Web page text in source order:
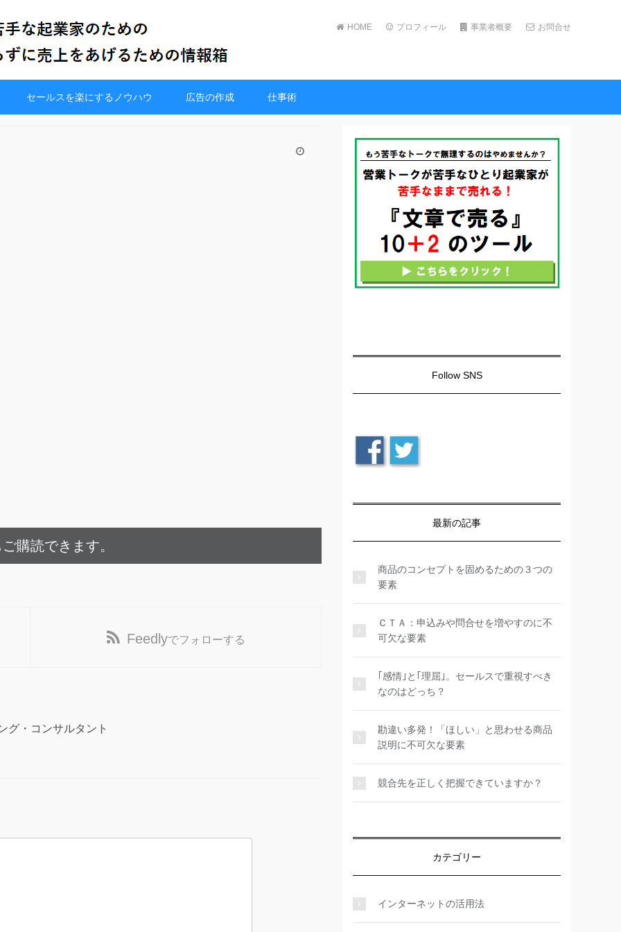
HOME プロフィール 事業者概要 お問合せ
セールスを楽にするノウハウ 広告の作成 仕事術
購読できます。
Feedlyでフォローする
グ・コンサルタント
Follow SNS
最新の記事
商品のコンセプトを固めるための３つの
要素
ＣＴＡ：申込みや問合せを増やすのに不
可欠な要素
｢感情｣と｢理屈｣。セールスで重視すべき
なのはどっち？
勘違い多発！「ほしい」と思わせる商品
説明に不可欠な要素
競合先を正しく把握できていますか？
カテゴリー
インターネットの活用法